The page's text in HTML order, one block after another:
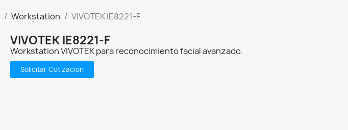
Workstation VIVOTEK IE8221-F
VIVOTEK IE8221-F
Workstation VIVOTEK para reconocimiento facial avanzado.
Solicitar Cotización